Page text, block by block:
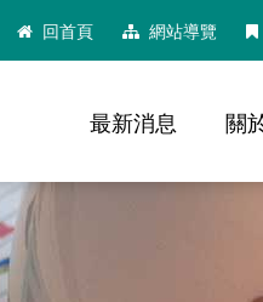
回首頁 網站導覽
最新消息 關